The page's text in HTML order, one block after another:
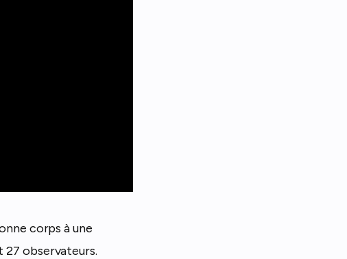
corps à une
observateurs.